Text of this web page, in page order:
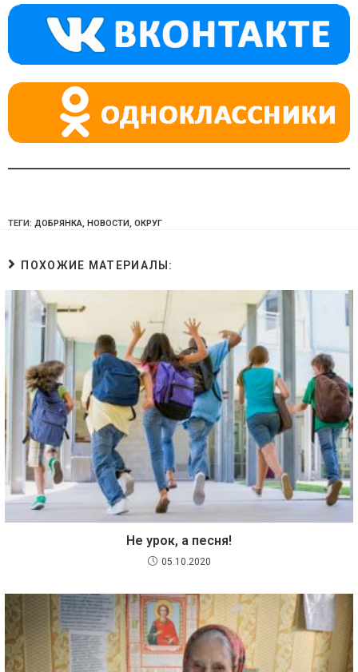
a
ss
ni
ki
m p
p
ТЕГИ: ДОБРЯНКА, НОВОСТИ, ОКРУГ
ПОХОЖИЕ МАТЕРИАЛЫ:
Не урок, а песня!
05.10.2020